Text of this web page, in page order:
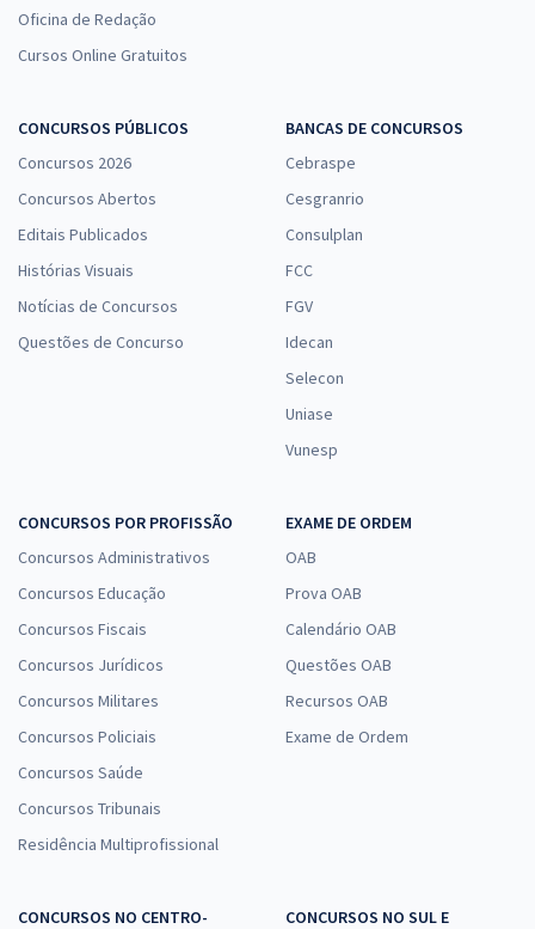
Oficina de Redação
Cursos Online Gratuitos
CONCURSOS PÚBLICOS
Concursos 2026
Concursos Abertos
Editais Publicados
Histórias Visuais
Notícias de Concursos
Questões de Concurso
BANCAS DE CONCURSOS
Cebraspe
Cesgranrio
Consulplan
FCC
FGV
Idecan
Selecon
Uniase
Vunesp
CONCURSOS POR PROFISSÃO
Concursos Administrativos
Concursos Educação
Concursos Fiscais
Concursos Jurídicos
Concursos Militares
Concursos Policiais
Concursos Saúde
Concursos Tribunais
Residência Multiprofissional
EXAME DE ORDEM
OAB
Prova OAB
Calendário OAB
Questões OAB
Recursos OAB
Exame de Ordem
CONCURSOS NO CENTRO-
CONCURSOS NO SUL E